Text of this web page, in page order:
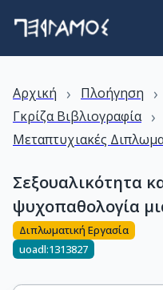
Αρχική › Πλοήγηση ›
Γκρίζα Βιβλιογραφία ›
Μεταπτυχιακές
Σεξουαλικότητα
ψυχοπαθολογία
Διπλωματική Εργασία
uoadl:1313827